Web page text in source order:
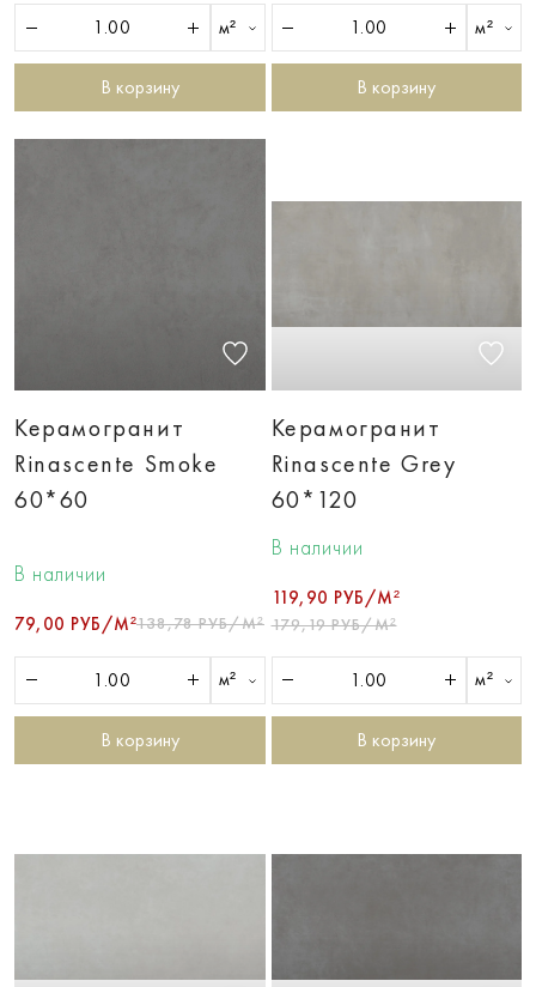
м²
В корзину
м²
В корзину
Керамогранит
Rinascente Smoke
60*60
В наличии
79,00 РУБ/М²138,78 РУБ/М²
м²
В корзину
Керамогранит
Rinascente Grey
60*120
В наличии
119,90 РУБ/М²
179,19 РУБ/М²
м²
В корзину